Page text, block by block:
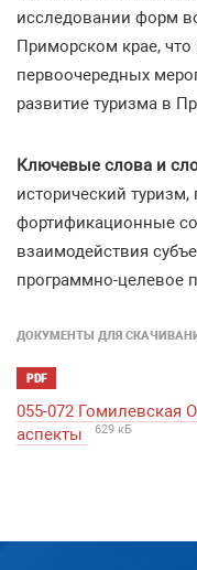
исследовании форм
Приморском крае,
первоочередных
развитие туризма в
Ключевые слова и
исторический
фортификационные
взаимодействия
программно-целевое
ДОКУМЕНТЫ ДЛЯ
PDF
055-072 Гомилевская
аспекты
629 кБ